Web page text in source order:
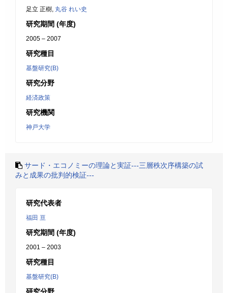
足立 正樹, 丸谷 れい史
研究期間 (年度)
2005 – 2007
研究種目
基盤研究(B)
研究分野
経済政策
研究機関
神戸大学
サード・エコノミーの理論と実証---三層秩次序構築の試
みと成果の批判的検証---
研究代表者
福田 亘
研究期間 (年度)
2001 – 2003
研究種目
基盤研究(B)